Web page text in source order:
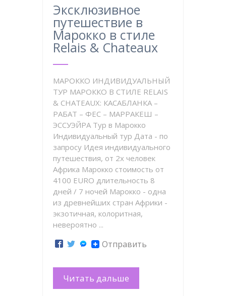
Эксклюзивное
путешествие в
Марокко в стиле
Relais & Chateaux
МАРОККО ИНДИВИДУАЛЬНЫЙ
ТУР МАРОККО В СТИЛЕ RELAIS
& CHATEAUX: КАСАБЛАНКА –
РАБАТ – ФЕС – МАРРАКЕШ –
ЭССУЭЙРА Тур в Марокко
Индивидуальный тур Дата - по
запросу Идея индивидуального
путешествия, от 2х человек
Африка Марокко стоимость от
4100 EURO длительность 8
дней / 7 ночей Марокко - одна
из древнейших стран Африки -
экзотичная, колоритная,
невероятно ...
Отправить
Читать дальше